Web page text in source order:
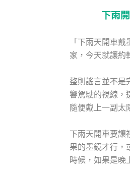
下雨
「下雨天開車
家，今天就讓約
整則謠言並不是
響駕駛的視線，
隨便戴上一副太
下雨天開車要讓
果的墨鏡才行，
時候，如果是晚